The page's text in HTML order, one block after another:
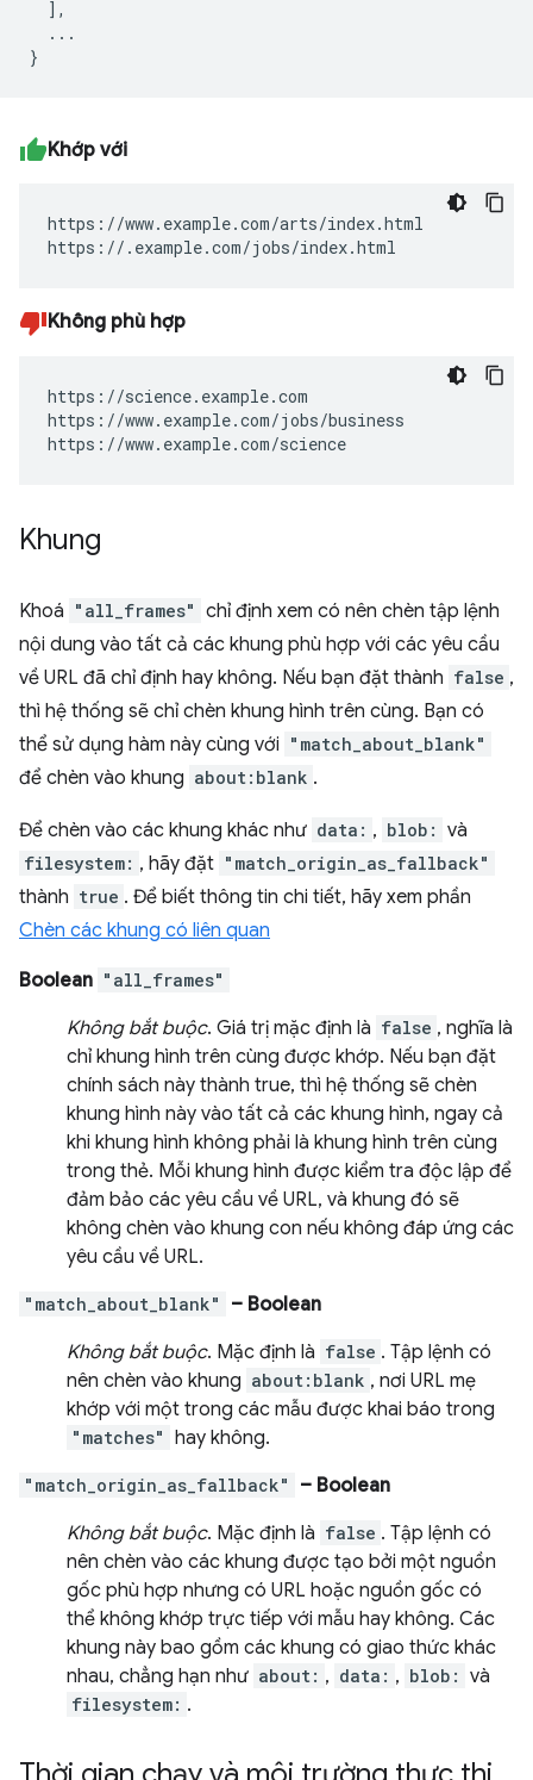
  ],
  ...
Khớp với
https://www.example.com/arts/index.html
https://.example.com/jobs/index.html
Không phù hợp
https://science.example.com
https://www.example.com/jobs/business
https://www.example.com/science
Khung
Khoá "all_frames" chỉ định xem có nên chèn tập lệnh
nội dung vào tất cả các khung phù hợp với các yêu cầu
về URL đã chỉ định hay không. Nếu bạn đặt thành false ,
thì hệ thống sẽ chỉ chèn khung hình trên cùng. Bạn có
thể sử dụng hàm này cùng với "match_about_blank"
để chèn vào khung about:blank .
Để chèn vào các khung khác như data: , blob: và
filesystem: , hãy đặt "match_origin_as_fallback"
thành true . Để biết thông tin chi tiết, hãy xem phần
Chèn các khung có liên quan
Boolean "all_frames"
Không bắt buộc. Giá trị mặc định là false , nghĩa là
chỉ khung hình trên cùng được khớp. Nếu bạn đặt
chính sách này thành true, thì hệ thống sẽ chèn
khung hình này vào tất cả các khung hình, ngay cả
khi khung hình không phải là khung hình trên cùng
trong thẻ. Mỗi khung hình được kiểm tra độc lập để
đảm bảo các yêu cầu về URL, và khung đó sẽ
không chèn vào khung con nếu không đáp ứng các
yêu cầu về URL.
"match_about_blank"
– Boolean
Không bắt buộc. Mặc định là false . Tập lệnh có
nên chèn vào khung about:blank , nơi URL mẹ
khớp với một trong các mẫu được khai báo trong
"matches" hay không.
"match_origin_as_fallback"
– Boolean
Không bắt buộc. Mặc định là false . Tập lệnh có
nên chèn vào các khung được tạo bởi một nguồn
gốc phù hợp nhưng có URL hoặc nguồn gốc có
thể không khớp trực tiếp với mẫu hay không. Các
khung này bao gồm các khung có giao thức khác
nhau, chẳng hạn như about: , data: , blob: và
filesystem: .